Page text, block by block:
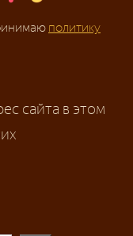
политику
сайта в этом